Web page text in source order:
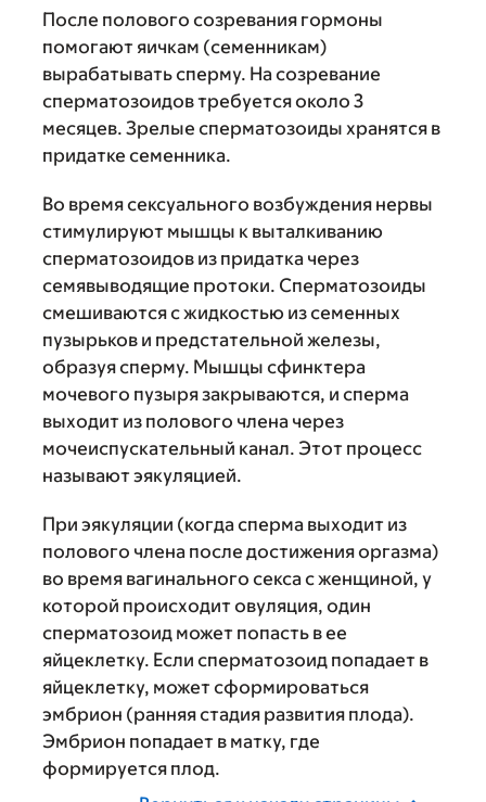
После полового созревания гормоны
помогают яичкам (семенникам)
вырабатывать сперму. На созревание
сперматозоидов требуется около 3
месяцев. Зрелые сперматозоиды хранятся в
придатке семенника.
Во время сексуального возбуждения нервы
стимулируют мышцы к выталкиванию
сперматозоидов из придатка через
семявыводящие протоки. Сперматозоиды
смешиваются с жидкостью из семенных
пузырьков и предстательной железы,
образуя сперму. Мышцы сфинктера
мочевого пузыря закрываются, и сперма
выходит из полового члена через
мочеиспускательный канал. Этот процесс
называют эякуляцией.
При эякуляции (когда сперма выходит из
полового члена после достижения оргазма)
во время вагинального секса с женщиной, у
которой происходит овуляция, один
сперматозоид может попасть в ее
яйцеклетку. Если сперматозоид попадает в
яйцеклетку, может сформироваться
эмбрион (ранняя стадия развития плода).
Эмбрион попадает в матку, где
формируется плод.